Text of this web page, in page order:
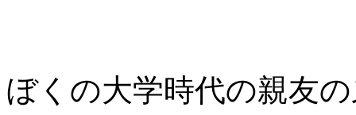
ぼくの大学時代の親友